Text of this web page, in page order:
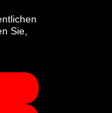
Sie,